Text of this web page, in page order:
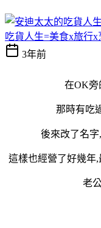
吃貨人生=美食x旅行x
3年前
在OK旁
那時有吃
後來改了名
這樣也經營了好幾年
老